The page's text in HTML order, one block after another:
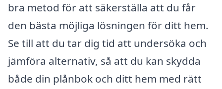
bra metod för att säkerställa att du får
den bästa möjliga lösningen för ditt hem.
Se till att du tar dig tid att undersöka och
jämföra alternativ, så att du kan skydda
både din plånbok och ditt hem med rätt